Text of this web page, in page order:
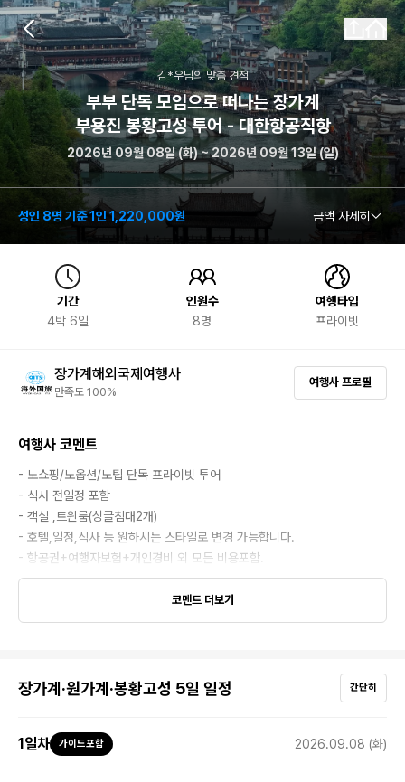
김*우님의 맞춤 견적
부부 단독 모임으로 떠나는 장가계
부용진 봉황고성 투어 - 대한항공직항
2026년 09월 08일 (화) ~ 2026년 09월 13일 (일)
성인 8명 기준 1인 1,220,000원 금액 자세히
기간
4박 6일
인원수
8명
여행타입
프라이빗
장가계해외국제여행사
만족도 100%
여행사 프로필
여행사 코멘트
- 노쇼핑/노옵션/노팁 단독 프라이빗 투어
- 식사 전일정 포함
- 객실 ,트윈룸(싱글침대2개)
- 호텔,일정,식사 등 원하시는 스타일로 변경 가능합니다.
- 항공권+여행자보험+개인경비 외 모든 비용포함.
코멘트 더보기
장가계·원가계·봉황고성 5일 일정 간단히
1일차 가이드포함 2026.09.08 (화)